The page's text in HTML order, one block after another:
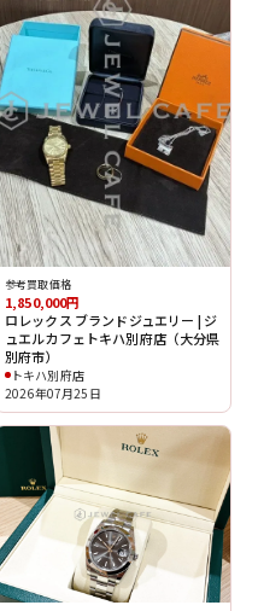
参考買取価格
1,850,000円
ロレックス ブランドジュエリー | ジ
ュエルカフェトキハ別府店（大分県
別府市）
トキハ別府店
2026年07月25日